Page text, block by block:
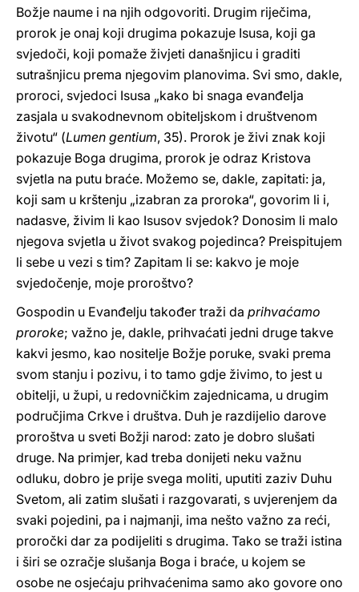
Božje naume i na njih odgovoriti. Drugim riječima,
prorok je onaj koji drugima pokazuje Isusa, koji ga
svjedoči, koji pomaže živjeti današnjicu i graditi
sutrašnjicu prema njegovim planovima. Svi smo, dakle,
proroci, svjedoci Isusa „kako bi snaga evanđelja
zasjala u svakodnevnom obiteljskom i društvenom
životu“ (Lumen gentium, 35). Prorok je živi znak koji
pokazuje Boga drugima, prorok je odraz Kristova
svjetla na putu braće. Možemo se, dakle, zapitati: ja,
koji sam u krštenju „izabran za proroka“, govorim li i,
nadasve, živim li kao Isusov svjedok? Donosim li malo
njegova svjetla u život svakog pojedinca? Preispitujem
li sebe u vezi s tim? Zapitam li se: kakvo je moje
svjedočenje, moje proroštvo?
Gospodin u Evanđelju također traži da prihvaćamo
proroke; važno je, dakle, prihvaćati jedni druge takve
kakvi jesmo, kao nositelje Božje poruke, svaki prema
svom stanju i pozivu, i to tamo gdje živimo, to jest u
obitelji, u župi, u redovničkim zajednicama, u drugim
područjima Crkve i društva. Duh je razdijelio darove
proroštva u sveti Božji narod: zato je dobro slušati
druge. Na primjer, kad treba donijeti neku važnu
odluku, dobro je prije svega moliti, uputiti zaziv Duhu
Svetom, ali zatim slušati i razgovarati, s uvjerenjem da
svaki pojedini, pa i najmanji, ima nešto važno za reći,
proročki dar za podijeliti s drugima. Tako se traži istina
i širi se ozračje slušanja Boga i braće, u kojem se
osobe ne osjećaju prihvaćenima samo ako govore ono